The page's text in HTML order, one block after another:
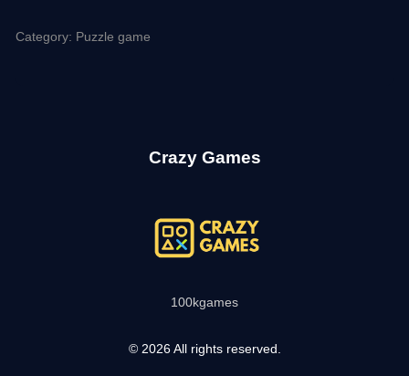
Category: Puzzle game
Crazy Games
100kgames
© 2026 All rights reserved.